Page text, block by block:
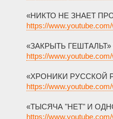
«НИКТО НЕ ЗНАЕТ
https://
«ЗАКРЫТЬ ГЕШТАЛЬТ»
https://
«ХРОНИКИ РУССКОЙ
https://
«ТЫСЯЧА "НЕТ" И
https://